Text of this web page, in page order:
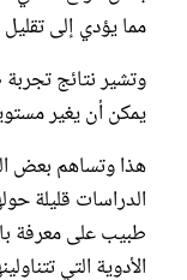
مما يؤدي إلى تقليل
يمكن أن يغير
هذا وتساهم بعض
الدراسات قليلة
طبيب على معرفة
الأدوية التي